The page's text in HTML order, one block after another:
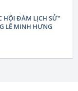
HỘI ĐÀM LỊCH SỬ"
LÊ MINH HƯNG